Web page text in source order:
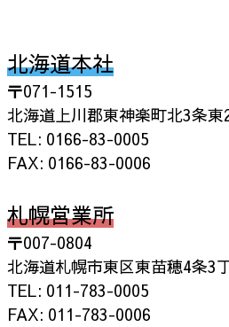
北海道本社
〒071-1515
北海道上川郡東神楽町北3条
TEL: 0166-83-0005
FAX: 0166-83-0006
札幌営業所
〒007-0804
北海道札幌市東区東苗穂4条3
TEL: 011-783-0005
FAX: 011-783-0006